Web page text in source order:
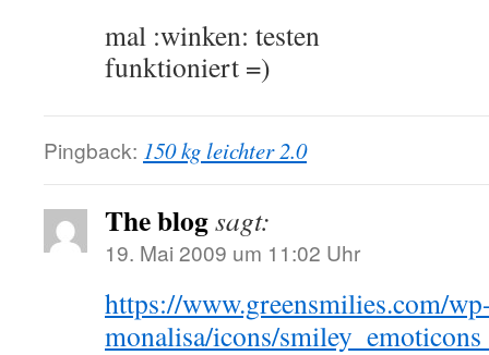
mal :winken: testen
funktioniert =)
Pingback: 150 kg leichter 2.0
The blogsagt:
19. Mai 2009 um 11:02 Uhr
https://www.greensmilies.com/
monalisa/icons/